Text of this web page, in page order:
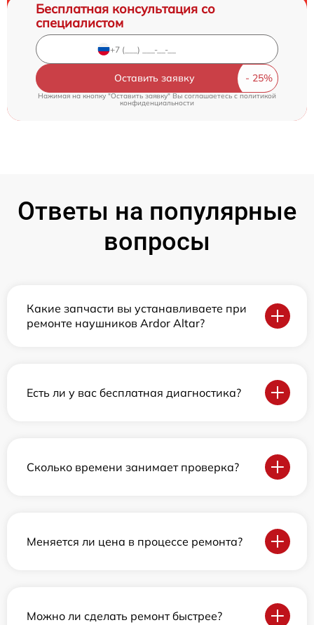
Бесплатная консультация со
специалистом
Оставить заявку
Нажимая на кнопку "Оставить заявку" Вы соглашаетесь cполитикой
конфиденциальности
Ответы на популярные
вопросы
Какие запчасти вы устанавливаете при
ремонте наушников Ardor Аltar?
Есть ли у вас бесплатная диагностика?
Сколько времени занимает проверка?
Меняется ли цена в процессе ремонта?
Можно ли сделать ремонт быстрее?